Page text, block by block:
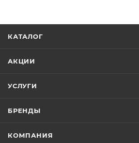
КАТАЛОГ
АКЦИИ
УСЛУГИ
БРЕНДЫ
КОМПАНИЯ